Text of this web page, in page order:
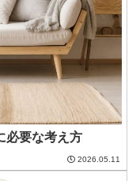
必要な考え方
2026.05.11